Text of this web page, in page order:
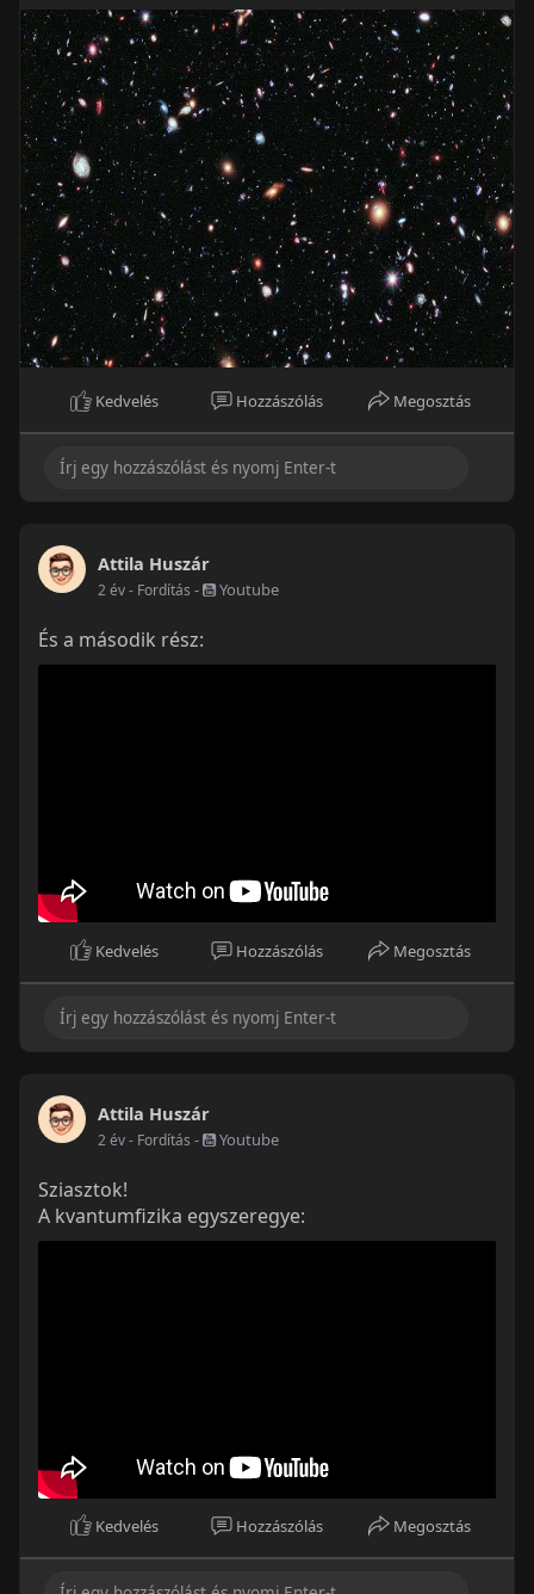
Kedvelés Hozzászólás Megosztás
Attila Huszár
2 év- Fordítás - Youtube
És a második rész:
Kedvelés Hozzászólás Megosztás
Attila Huszár
2 év- Fordítás - Youtube
Sziasztok!
A kvantumfizika egyszeregye:
Kedvelés Hozzászólás Megosztás